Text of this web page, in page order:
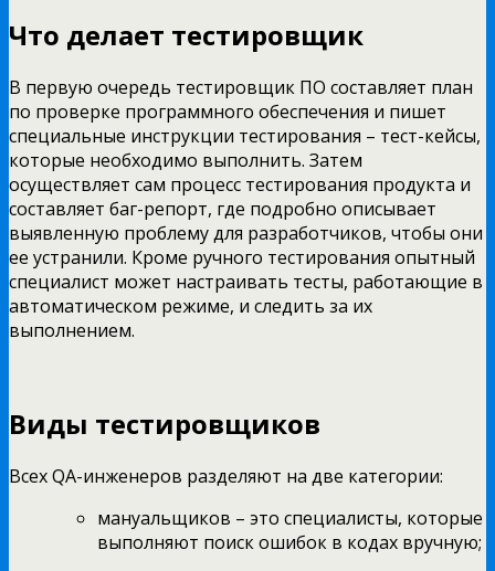
Что делает тестировщик
В первую очередь тестировщик ПО составляет план
по проверке программного обеспечения и пишет
специальные инструкции тестирования – тест-кейсы,
которые необходимо выполнить. Затем
осуществляет сам процесс тестирования продукта и
составляет баг-репорт, где подробно описывает
выявленную проблему для разработчиков, чтобы они
ее устранили. Кроме ручного тестирования опытный
специалист может настраивать тесты, работающие в
автоматическом режиме, и следить за их
выполнением.
Виды тестировщиков
Всех QA-инженеров разделяют на две категории:
мануальщиков – это специалисты, которые
выполняют поиск ошибок в кодах вручную;